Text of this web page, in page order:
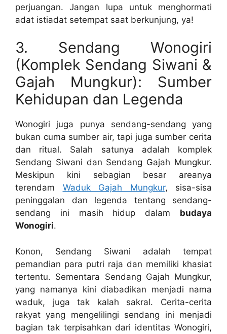
perjuangan. Jangan lupa untuk menghormati
adat istiadat setempat saat berkunjung, ya!
3. Sendang Wonogiri
(Komplek Sendang Siwani &
Gajah Mungkur): Sumber
Kehidupan dan Legenda
Wonogiri juga punya sendang-sendang yang
bukan cuma sumber air, tapi juga sumber cerita
dan ritual. Salah satunya adalah komplek
Sendang Siwani dan Sendang Gajah Mungkur.
Meskipun kini sebagian besar areanya
terendam Waduk Gajah Mungkur, sisa-sisa
peninggalan dan legenda tentang sendang-
sendang ini masih hidup dalam budaya
Wonogiri.
Konon, Sendang Siwani adalah tempat
pemandian para putri raja dan memiliki khasiat
tertentu. Sementara Sendang Gajah Mungkur,
yang namanya kini diabadikan menjadi nama
waduk, juga tak kalah sakral. Cerita-cerita
rakyat yang mengelilingi sendang ini menjadi
bagian tak terpisahkan dari identitas Wonogiri,